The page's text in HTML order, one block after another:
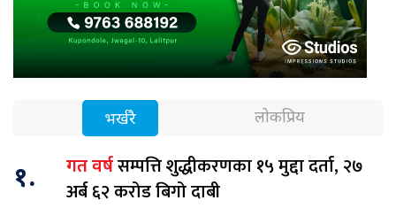
भर्खरै लोकप्रिय
१. गत वर्षसम्पत्ति शुद्धीकरणका १५ मुद्दा दर्ता, २७
अर्ब ६२ करोड बिगो दाबी